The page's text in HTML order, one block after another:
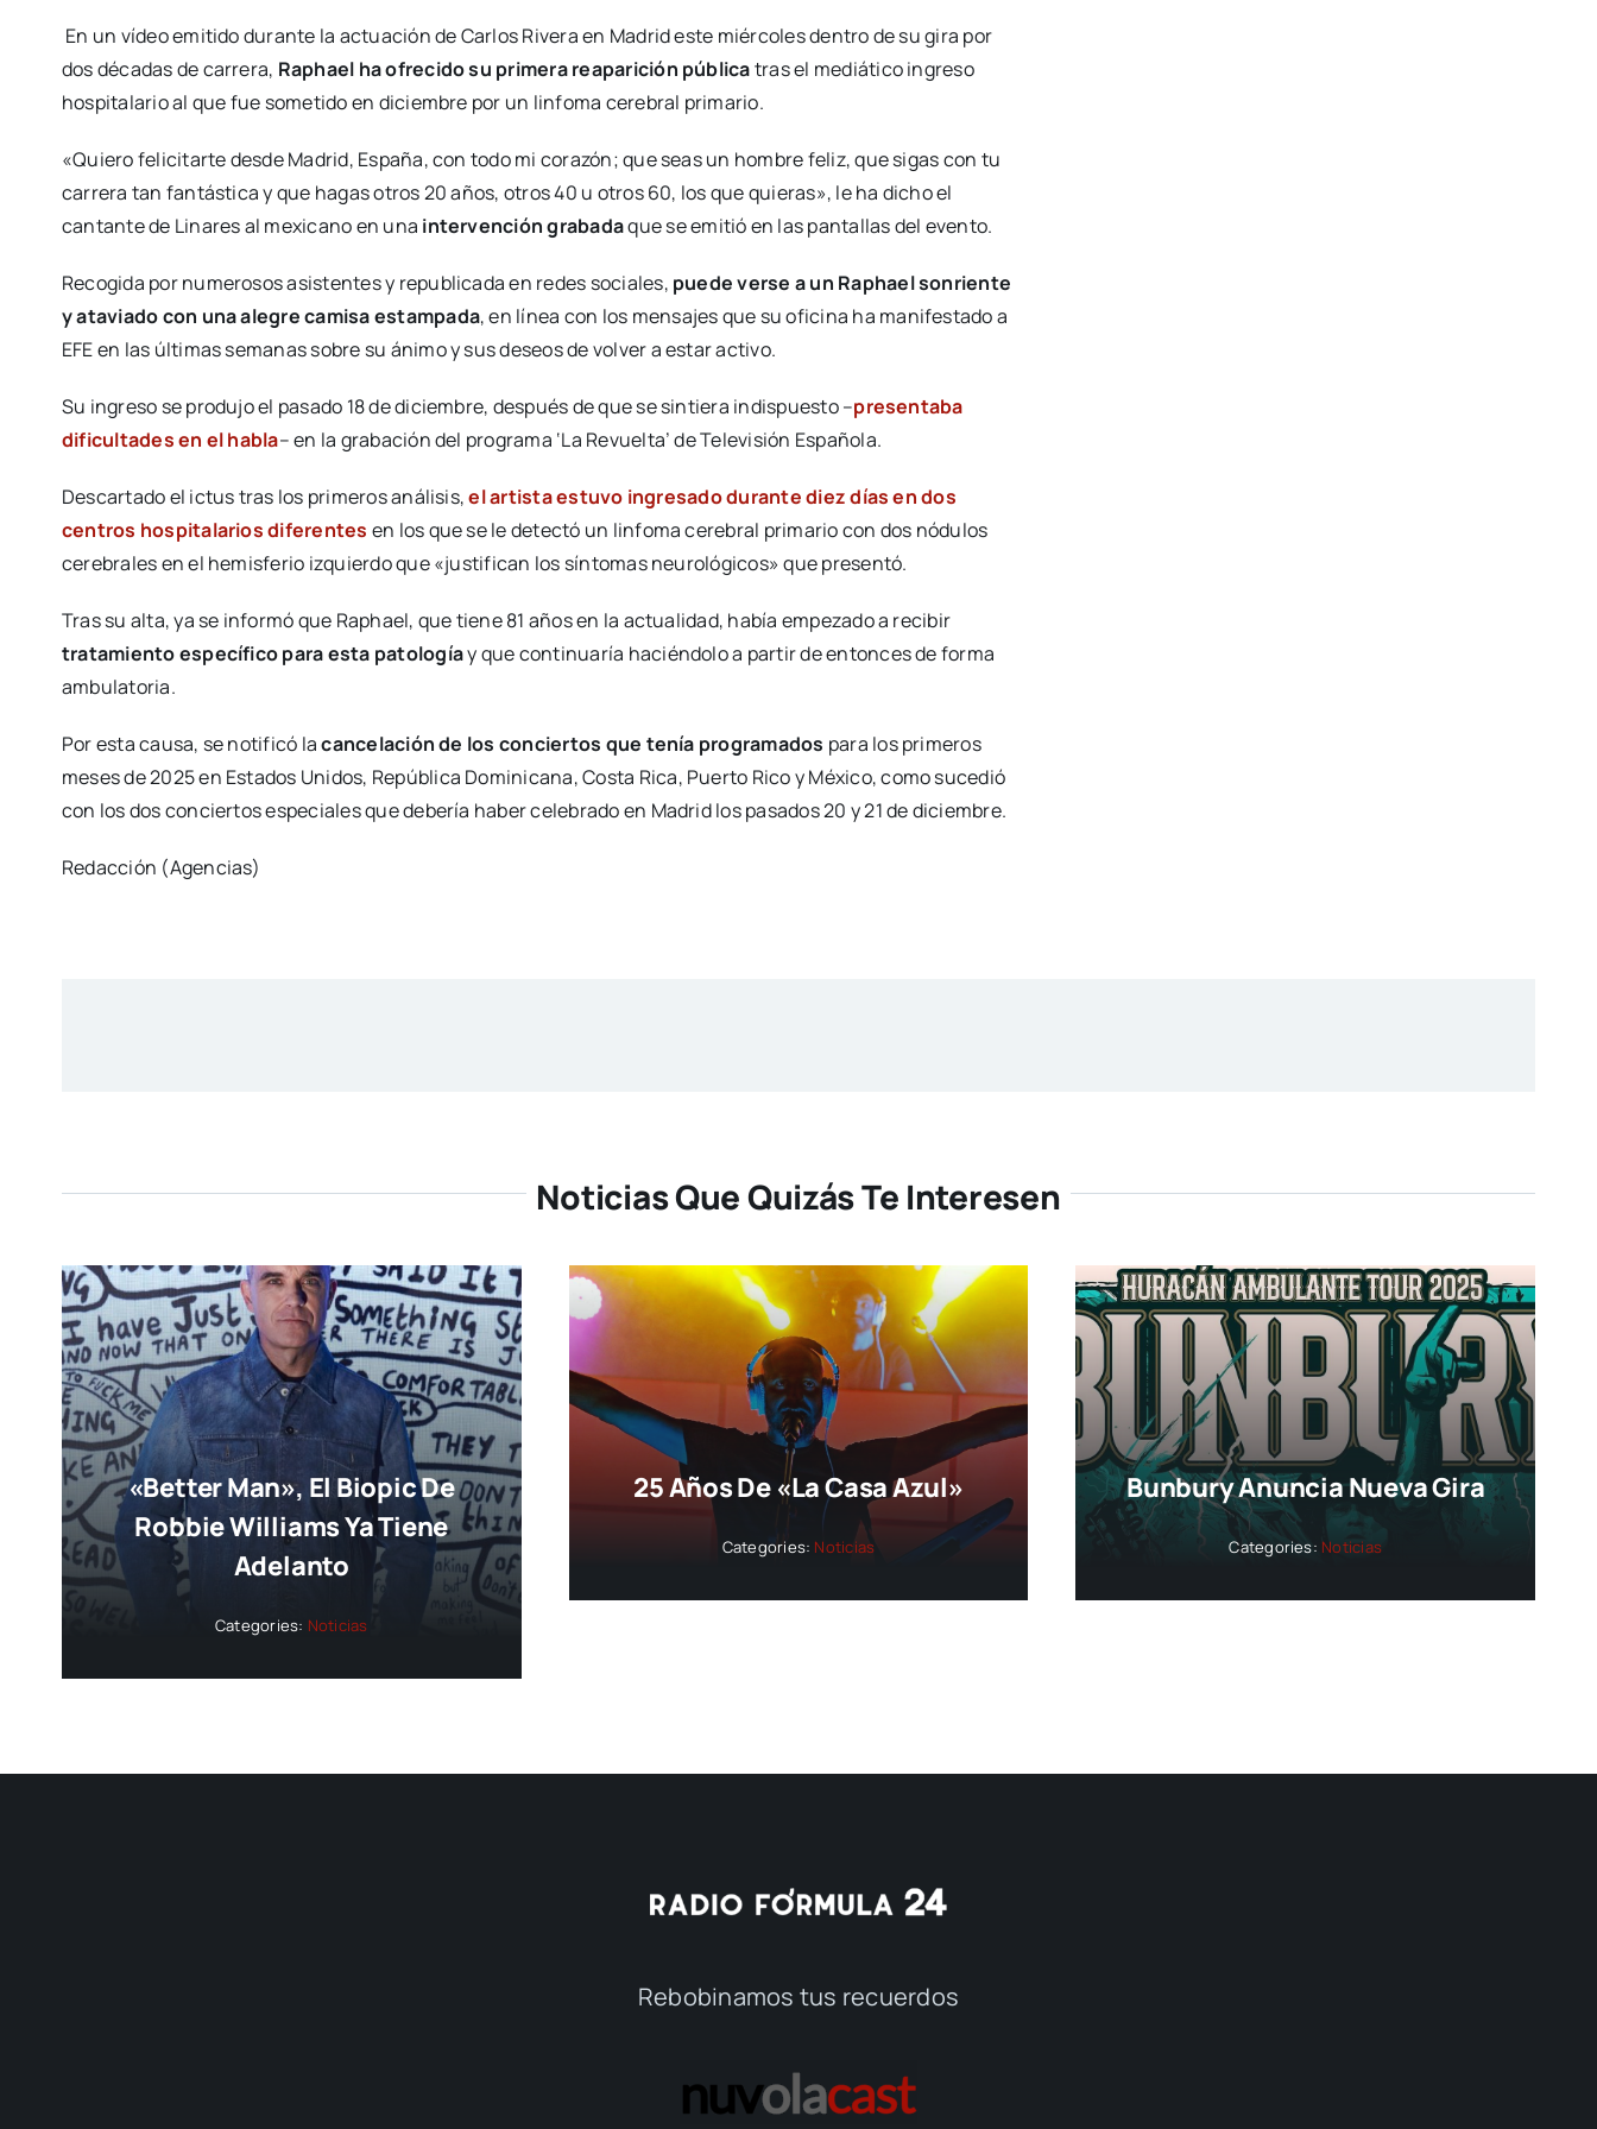
En un vídeo emitido durante la actuación de Carlos Rivera en Madrid este miércoles dentro de su gira por
dos décadas de carrera, Raphael ha ofrecido su primera reaparición públicatras el mediático ingreso
hospitalario al que fue sometido en diciembre por un linfoma cerebral primario.
«Quiero felicitarte desde Madrid, España, con todo mi corazón; que seas un hombre feliz, que sigas con tu
carrera tan fantástica y que hagas otros 20 años, otros 40 u otros 60, los que quieras», le ha dicho el
cantante de Linares al mexicano en una intervención grabadaque se emitió en las pantallas del evento.
Recogida por numerosos asistentes y republicada en redes sociales, puede verse a un Raphael sonriente
y ataviado con una alegre camisa estampada, en línea con los mensajes que su oficina ha manifestado a
EFE en las últimas semanas sobre su ánimo y sus deseos de volver a estar activo.
Su ingreso se produjo el pasado 18 de diciembre, después de que se sintiera indispuesto –presentaba
dificultades en el habla– en la grabación del programa ‘La Revuelta’ de Televisión Española.
Descartado el ictus tras los primeros análisis,el artista estuvo ingresado durante diez días en dos
centros hospitalarios diferentes en los que se le detectó un linfoma cerebral primario con dos nódulos
cerebrales en el hemisferio izquierdo que «justifican los síntomas neurológicos» que presentó.
Tras su alta, ya se informó que Raphael, que tiene 81 años en la actualidad, había empezado a recibir
tratamiento específico para esta patologíay que continuaría haciéndolo a partir de entonces de forma
ambulatoria.
Por esta causa, se notificó lacancelación de los conciertos que tenía programados para los primeros
meses de 2025 en Estados Unidos, República Dominicana, Costa Rica, Puerto Rico y México, como sucedió
con los dos conciertos especiales que debería haber celebrado en Madrid los pasados 20 y 21 de diciembre.
Redacción (Agencias)
Noticias Que Quizás Te Interesen
«Better Man», El Biopic De
Robbie Williams Ya Tiene
Adelanto
Categories: Noticias
25 Años De «La Casa Azul»
Categories: Noticias
Bunbury Anuncia Nueva Gira
Categories: Noticias
Rebobinamos tus recuerdos